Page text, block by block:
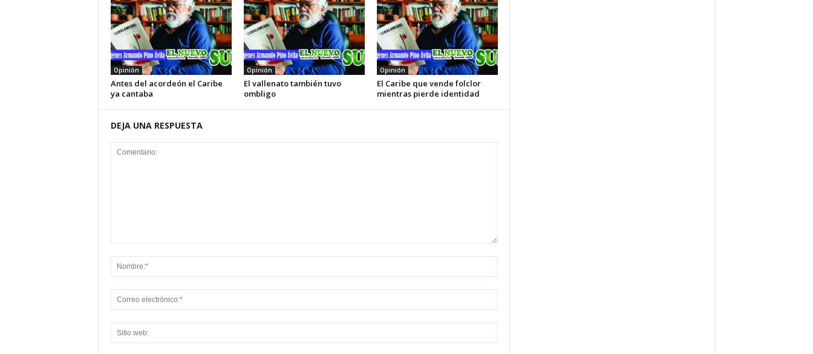
Opinión
Antes del acordeón el Caribe
ya cantaba
Opinión
El vallenato también tuvo
ombligo
Opinión
El Caribe que vende folclor
mientras pierde identidad
DEJA UNA RESPUESTA